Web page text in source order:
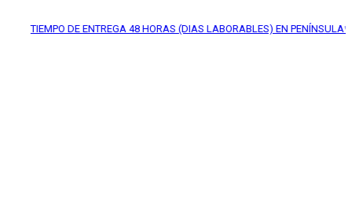
DE ENTREGA48 HORAS (DIAS LABORABLES) EN PENÍNSULA*